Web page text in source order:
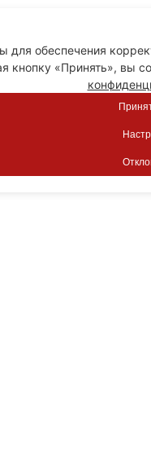
обеспечения
кнопку «Принять», вы